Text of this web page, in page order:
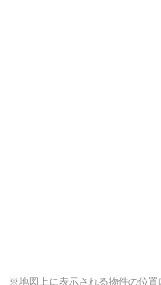
※地図上に表示される物件の位